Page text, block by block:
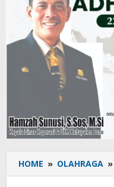
HOME » OLAHRAGA »